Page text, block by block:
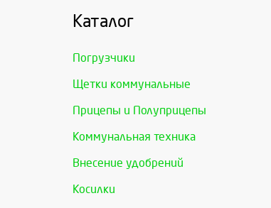
Каталог
Погрузчики
Щетки коммунальные
Прицепы и Полуприцепы
Коммунальная техника
Внесение удобрений
Косилки